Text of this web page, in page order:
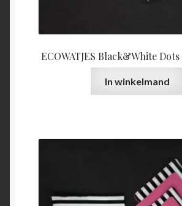
ECOWATJES Black&White
In winkelmand